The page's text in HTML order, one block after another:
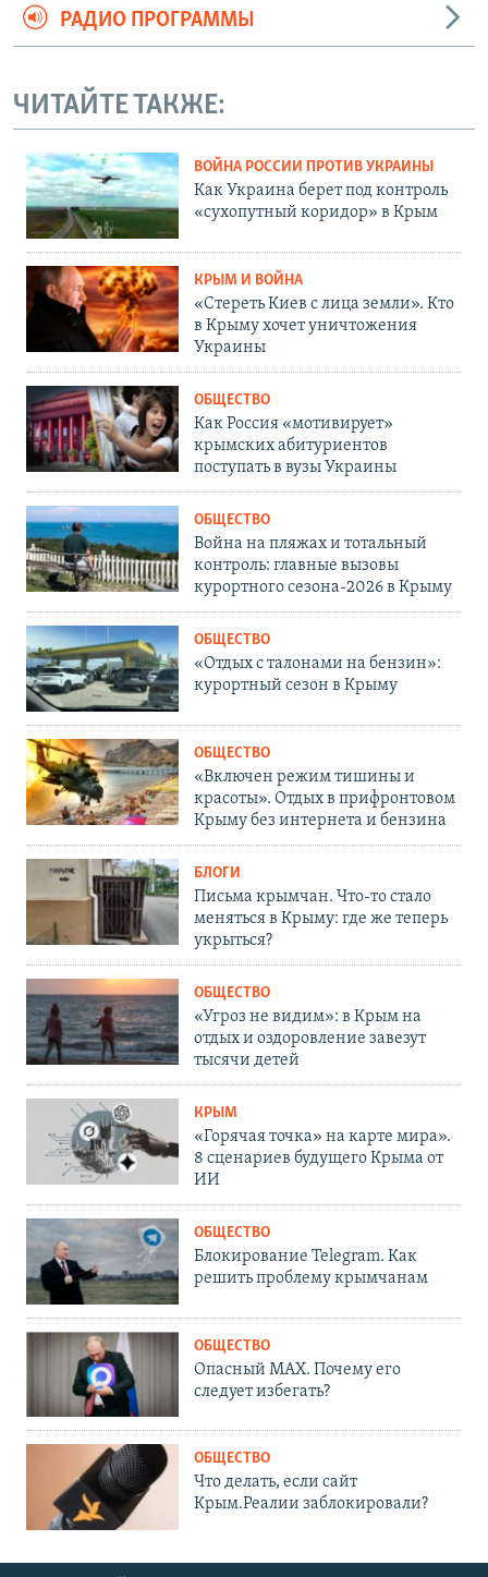
РАДИО ПРОГРАММЫ
ЧИТАЙТЕ ТАКЖЕ:
ВОЙНА РОССИИ ПРОТИВ УКРАИНЫ
Как Украина берет под контроль
«сухопутный коридор» в Крым
КРЫМ И ВОЙНА
«Стереть Киев с лица земли». Кто
в Крыму хочет уничтожения
Украины
ОБЩЕСТВО
Как Россия «мотивирует»
крымских абитуриентов
поступать в вузы Украины
ОБЩЕСТВО
Война на пляжах и тотальный
контроль: главные вызовы
курортного сезона-2026 в Крыму
ОБЩЕСТВО
«Отдых с талонами на бензин»:
курортный сезон в Крыму
ОБЩЕСТВО
«Включен режим тишины и
красоты». Отдых в прифронтовом
Крыму без интернета и бензина
БЛОГИ
Письма крымчан. Что-то стало
меняться в Крыму: где же теперь
укрыться?
ОБЩЕСТВО
«Угроз не видим»: в Крым на
отдых и оздоровление завезут
тысячи детей
КРЫМ
«Горячая точка» на карте мира».
8 сценариев будущего Крыма от
ИИ
ОБЩЕСТВО
Блокирование Telegram. Как
решить проблему крымчанам
ОБЩЕСТВО
Опасный MAX. Почему его
следует избегать?
ОБЩЕСТВО
Что делать, если сайт
Крым.Реалии заблокировали?